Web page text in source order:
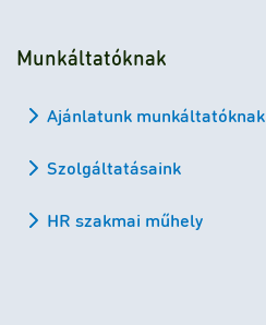
Munkáltatóknak
Ajánlatunk munkáltatóknak
Szolgáltatásaink
HR szakmai műhely